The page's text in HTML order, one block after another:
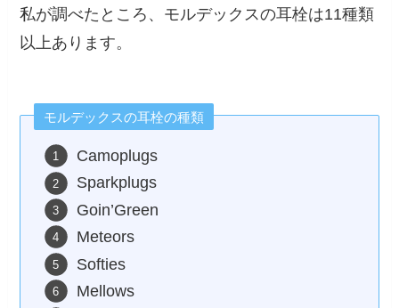
私が調べたところ、モルデックスの耳栓は11種類
以上あります。
モルデックスの耳栓の種類
Camoplugs
Sparkplugs
Goin’Green
Meteors
Softies
Mellows